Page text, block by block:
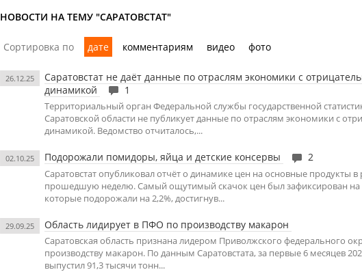
НОВОСТИ НА ТЕМУ "САРАТОВСТАТ"
Сортировка по дате комментариям видео фото
26.12.25
Саратовстат не даёт данные по отраслям экономики с
динамикой
1
Территориальный орган Федеральной службы государственной
Саратовской области не публикует данные по отраслям экономики с
динамикой. Ведомство отчиталось,...
02.10.25 Подорожали помидоры, яйца и детские консервы 2
Саратовстат опубликовал отчёт о динамике цен на основные продукты в
прошедшую неделю. Самый ощутимый скачок цен был зафиксирован
которые подорожали на 2,2%, достигнув...
29.09.25 Область лидирует в ПФО по производству макарон
Саратовская область признана лидером Приволжского федерального
производству макарон. По данным Саратовстата, за первые 6 месяцев
выпустил 91,3 тысячи тонн...